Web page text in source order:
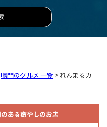
鳴門のグルメ 一覧 > れんまるカ
ある癒やしのお店